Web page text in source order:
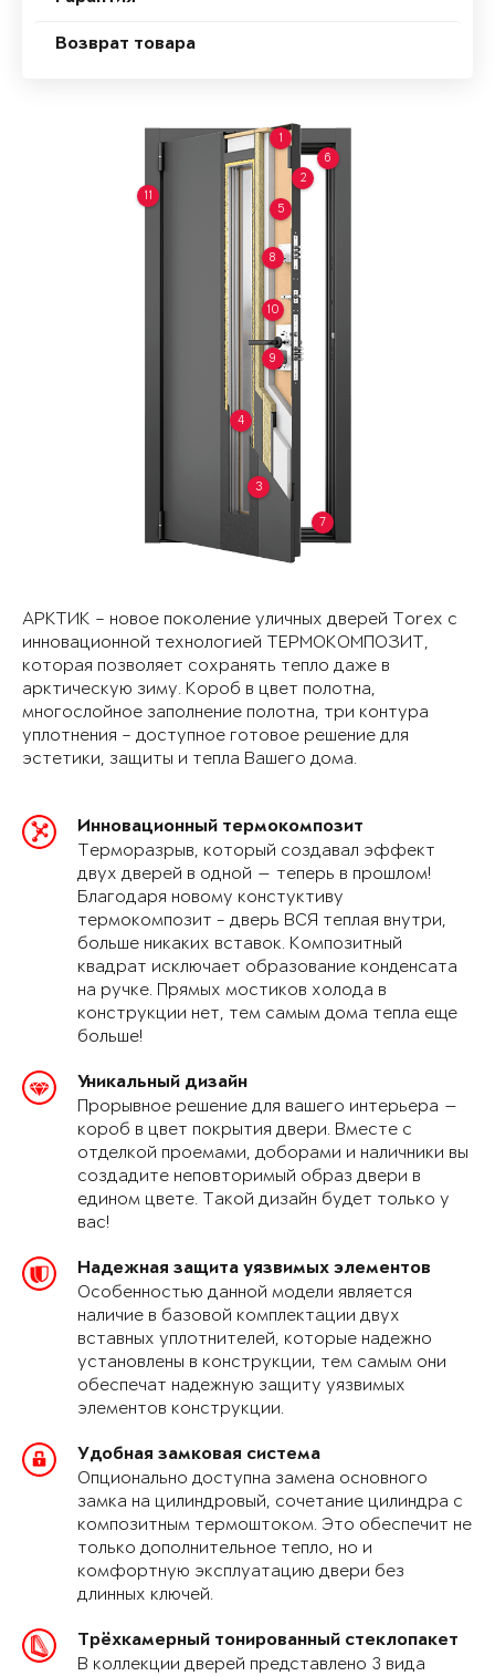
Возврат товара
1
2
3
4
5
6
7
8
9
10
11
АРКТИК – новое поколение уличных дверей Torex с
инновационной технологией ТЕРМОКОМПОЗИТ,
которая позволяет сохранять тепло даже в
арктическую зиму. Короб в цвет полотна,
многослойное заполнение полотна, три контура
уплотнения – доступное готовое решение для
эстетики, защиты и тепла Вашего дома.
Инновационный термокомпозит
Терморазрыв, который создавал эффект
двух дверей в одной — теперь в прошлом!
Благодаря новому констуктиву
термокомпозит - дверь ВСЯ теплая внутри,
больше никаких вставок. Композитный
квадрат исключает образование конденсата
на ручке. Прямых мостиков холода в
конструкции нет, тем самым дома тепла еще
больше!
Уникальный дизайн
Прорывное решение для вашего интерьера —
короб в цвет покрытия двери. Вместе с
отделкой проемами, доборами и наличники вы
создадите неповторимый образ двери в
едином цвете. Такой дизайн будет только у
вас!
Надежная защита уязвимых элементов
Особенностью данной модели является
наличие в базовой комплектации двух
вставных уплотнителей, которые надежно
установлены в конструкции, тем самым они
обеспечат надежную защиту уязвимых
элементов конструкции.
Удобная замковая система
Опционально доступна замена основного
замка на цилиндровый, сочетание цилиндра с
композитным термоштоком. Это обеспечит не
только дополнительное тепло, но и
комфортную эксплуатацию двери без
длинных ключей.
Трёхкамерный тонированный стеклопакет
В коллекции дверей представлено 3 вида